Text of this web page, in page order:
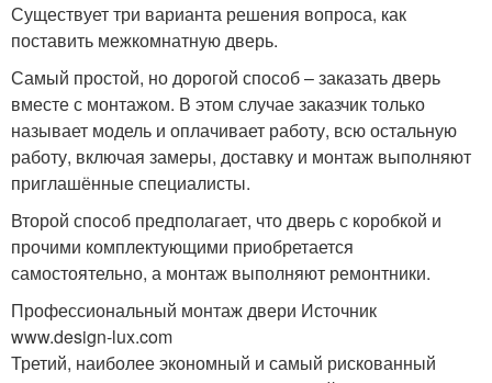
Существует три варианта решения вопроса, как
поставить межкомнатную дверь.
Самый простой, но дорогой способ – заказать дверь
вместе с монтажом. В этом случае заказчик только
называет модель и оплачивает работу, всю остальную
работу, включая замеры, доставку и монтаж выполняют
приглашённые специалисты.
Второй способ предполагает, что дверь с коробкой и
прочими комплектующими приобретается
самостоятельно, а монтаж выполняют ремонтники.
Профессиональный монтаж двери Источник
www.design-lux.com
Третий, наиболее экономный и самый рискованный